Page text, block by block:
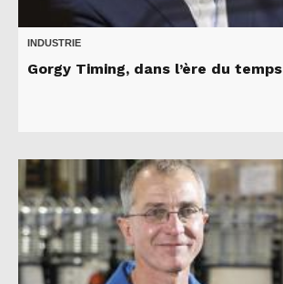
INDUSTRIE
Gorgy Timing, dans l’ère du temps